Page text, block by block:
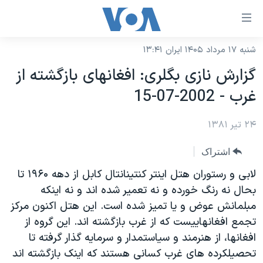
لینکهای
دسترسی
جهش
محتوای
اصلی
صفحه
اصلی
جهش
به
جستجو
نسخه سبک وب‌سایت
موضوع ها
ایران
آمریکا
ورزشی
گزیده‌ها
ویژه برنامه‌ها
ویدیوها
برنامه های تلویزیونی
جدول برنامه ها
صفحه‌های ویژه
جام جهانی ۲۰۲۶
عملیات خشم حماسی
۲۵۰سالگی آمریکا
بایگانی برنامه‌های تلویزیونی
فرکانس‌های صدای آمریکا
پخش رادیویی
یادگیری زبان انگلیسی
شنبه ۱۷ مرداد ۱۴۰۵ ایران ۱۳:۴۱
گزارش نازی بگلری: افغانهای بازگشته از
غرب - 2002-07-15
۲۴ تیر ۱۳۸۱
اشتراک
لابی و رستوران هتل اينتر کنتينانتال کابل از دهه ۱۹۶۰ تا
بحال نه رنگ خورده و نه تعمير شده اند و نه اينکه
مبلمانش عوض و يا تميز شده است. اين هتل اکنون مرکز
تجمع افغانهاييست که از غرب بازگشته اند. اين گروه از
افغانها، از هنرمند و سياستمدار و سرمايه گذار گرفته تا
تحصيلکرده های غرب کسانی هستند که اينک بازگشته اند